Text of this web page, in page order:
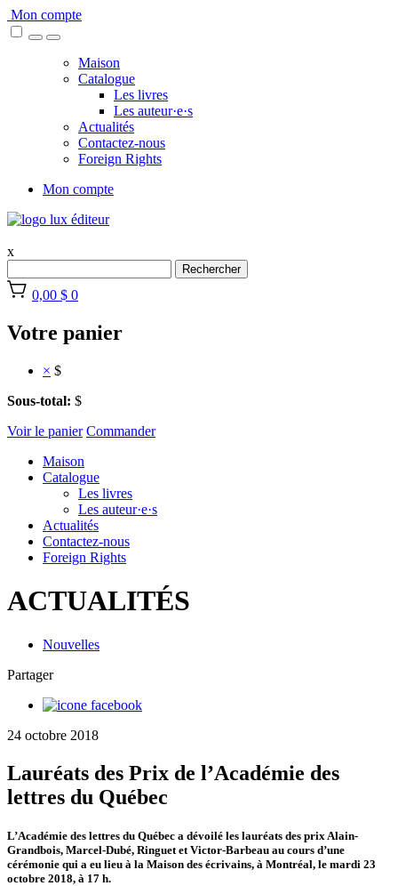
Skip
to
Mon compte
Maison
Catalogue
Les livres
Les auteur·e·s
Actualités
Contactez-nous
Foreign Rights
Mon compte
x
Rechercher
0,00 $ 0
Votre panier
× $
Sous-total: $
Voir le panier Commander
Maison
Catalogue
Les livres
Les auteur·e·s
Actualités
Contactez-nous
Foreign Rights
ACTUALITÉS
Nouvelles
Partager
24 octobre 2018
Lauréats des Prix de l’Académie des
lettres du Québec
L’Académie des lettres du Québec a dévoilé les lauréats des prix Alain-
Grandbois, Marcel-Dubé, Ringuet et Victor-Barbeau au cours d’une
cérémonie qui a eu lieu à la Maison des écrivains, à Montréal, le mardi 23
octobre 2018, à 17 h.